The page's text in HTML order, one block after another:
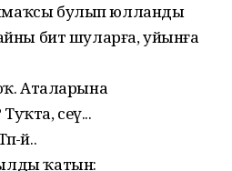
булып юлланды
бит шуларға, уйынға
Аталарына
сеү...
әй..
ҡатын: